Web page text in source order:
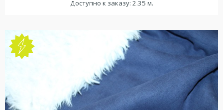
Доступно к заказу: 2.35 м.